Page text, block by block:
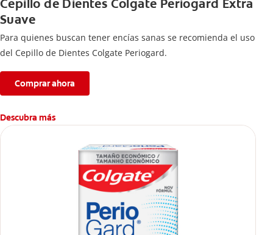
Cepillo de Dientes Colgate Periogard Extra
Suave
Para quienes buscan tener encías sanas se recomienda el uso
del Cepillo de Dientes Colgate Periogard.
Comprar ahora
Descubra más